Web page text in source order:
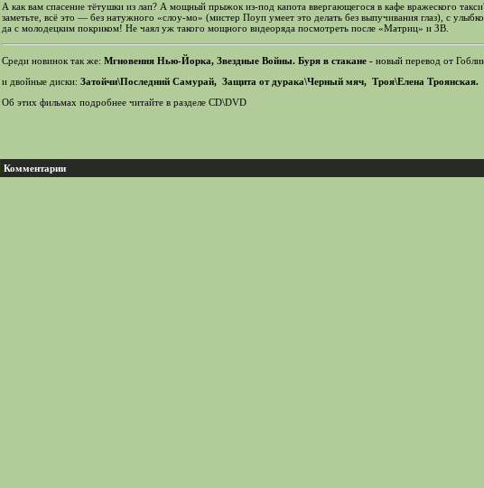
А как вам спасение тётушки из лап? А мощный прыжок из-под капота ввергающегося в кафе вражеского
заметьте, всё это — без натужного «слоу-мо» (мистер Поуп умеет это делать без выпучивания глаз), с
да с молодецким покриком! Не чаял уж такого мощного видеоряда посмотреть после «Матриц» и ЗВ.
Среди новинок так же: Мгновения Нью-Йорка, Звездные Войны. Буря в стакане - новый перевод от
и двойные диски: Затойчи\Последний Самурай, Защита от дурака\Черный мяч, Троя\Елена Троянская.
Об этих фильмах подробнее читайте в разделе CD\DVD
Комментарии